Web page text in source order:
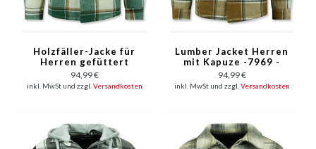
Holzfäller-Jacke für
Herren gefüttert
-7969 - Grün
94,99 €
inkl. MwSt und zzgl. Versandkosten
Lumber Jacket Herren
mit Kapuze -7969 -
Braun
94,99 €
inkl. MwSt und zzgl. Versandkosten